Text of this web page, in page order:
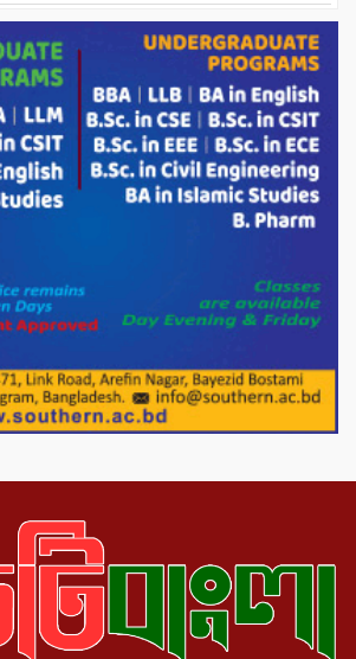
চন্দনাইশের হাশিমপুর ৪ নং ওয়ার্ডে ৫’শতাধিক
হতদরিদ্র পরিবারের মাঝে খাদ্যসামগ্রী বিতরণ
করেন মনজুর মোরশেদ
পরিবেশ রক্ষায় পাটগ্রামে ইহসান ইয়ুথ
সার্কেলের বৃক্ষরোপণ
মিরপুর-১১ নম্বরে দুর্বৃত্তদের গুলিতে বিএনপি
পাটগ্রামে চিকিৎসা সেবায় বীর মুক্তিযোদ্ধা দবির
উদ্দিন ফাউন্ডেশন
পাটগ্রামের দহগ্রাম ইউনিয়নের প্রধান সড়ক
ভেঙ্গে যোগাযোগ বিছিন্ন